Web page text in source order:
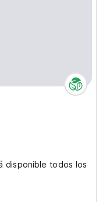
disponible todos los